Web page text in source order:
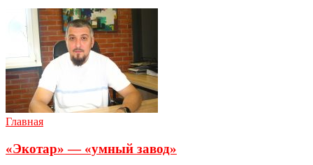
Главная
«Экотар» — «умный завод»